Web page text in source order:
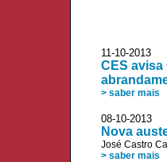
11-10-2013
CES
> saber mais
08-10-2013
Nova
José Castro
> saber mais